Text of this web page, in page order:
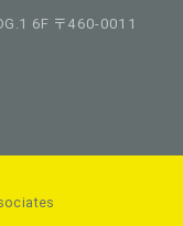
6F 〒460-0011